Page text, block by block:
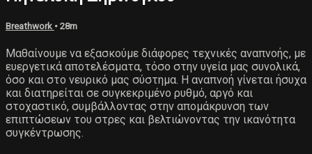
Breathwork • 28m
Μαθαίνουμε να εξασκούμε διάφορες τεχνικές αναπνοής, με
ευεργετικά αποτελέσματα, τόσο στην υγεία μας συνολικά,
όσο και στο νευρικό μας σύστημα. Η αναπνοή γίνεται ήσυχα
και διατηρείται σε συγκεκριμένο ρυθμό, αργό και
στοχαστικό, συμβάλλοντας στην απομάκρυνση των
επιπτώσεων του στρες και βελτιώνοντας την ικανότητα
συγκέντρωσης.